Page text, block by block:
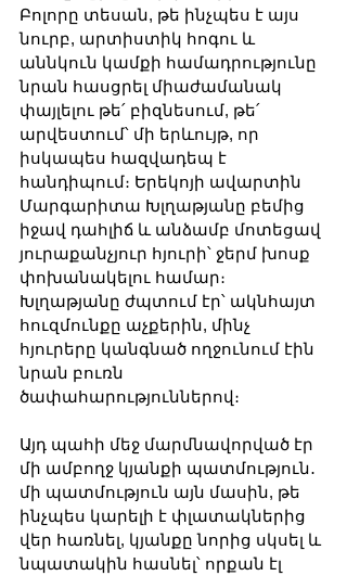
Բոլորը տեսան, թե ինչպես է այս
նուրբ, արտիստիկ հոգու և
աննկուն կամքի համադրությունը
նրան հասցրել միաժամանակ
փայլելու թե՛ բիզնեսում, թե՛
արվեստում՝ մի երևույթ, որ
իսկապես հազվադեպ է
հանդիպում։ Երեկոյի ավարտին
Մարգարիտա Խլղաթյանը բեմից
իջավ դահլիճ և անձամբ մոտեցավ
յուրաքանչյուր հյուրի՝ ջերմ խոսք
փոխանակելու համար։
Խլղաթյանը ժպտում էր՝ ակնհայտ
հուզմունքը աչքերին, մինչ
հյուրերը կանգնած ողջունում էին
նրան բուռն
ծափահարություններով։
Այդ պահի մեջ մարմնավորված էր
մի ամբողջ կյանքի պատմություն․
մի պատմություն այն մասին, թե
ինչպես կարելի է փլատակներից
վեր հառնել, կյանքը նորից սկսել և
նպատակին հասնել՝ որքան էլ